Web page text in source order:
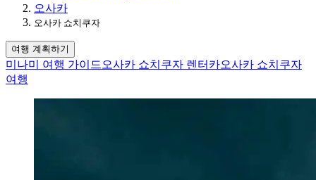
오사카
오사카 쇼치쿠자
여행 계획하기
미나미 여행 가이드 오사카 쇼치쿠자 렌터카오사카 쇼치쿠자
여행